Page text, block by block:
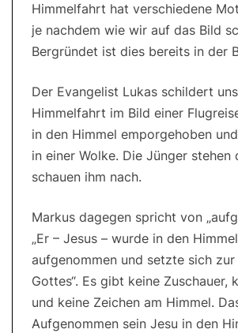
Himmelfahrt hat verschiedene
je nachdem wie wir auf das Bild
Bergründet ist dies bereits in der
Der Evangelist Lukas schildert
Himmelfahrt im Bild einer
in den Himmel emporgehoben
in einer Wolke. Die Jünger stehen
schauen ihm nach.
Markus dagegen spricht von
„Er – Jesus – wurde in den Himmel
aufgenommen und setzte sich zur
Gottes“. Es gibt keine Zuschauer,
und keine Zeichen am Himmel.
Aufgenommen sein Jesu in den